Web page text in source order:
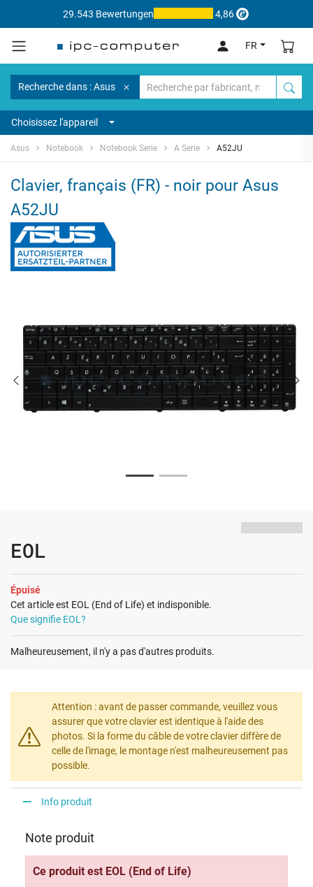
29.543 Bewertungen 4,86
FR
Recherche dans : Asus
Choisissez l'appareil
Asus Notebook Notebook Serie A Serie A52JU
Clavier, français (FR) - noir pour Asus
A52JU
EOL
Épuisé
Cet article est EOL (End of Life) et indisponible.
Que signifie EOL?
Malheureusement, il n'y a pas d'autres produits.
Attention : avant de passer commande, veuillez vous
assurer que votre clavier est identique à l'aide des
photos. Si la forme du câble de votre clavier diffère de
celle de l'image, le montage n'est malheureusement pas
possible.
Info produit
Note produit
Ce produit est EOL (End of Life)